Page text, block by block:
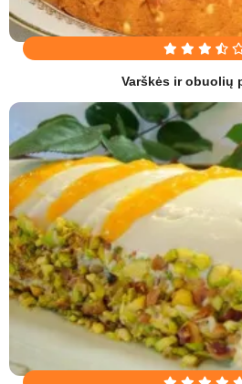
Varškės ir obuolių